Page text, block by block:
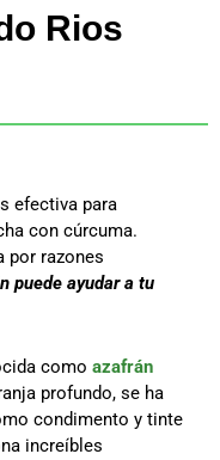
Rios
efectiva para
con cúrcuma.
por razones
puede ayudar a tu
como azafrán
profundo, se ha
condimento y tinte
increíbles